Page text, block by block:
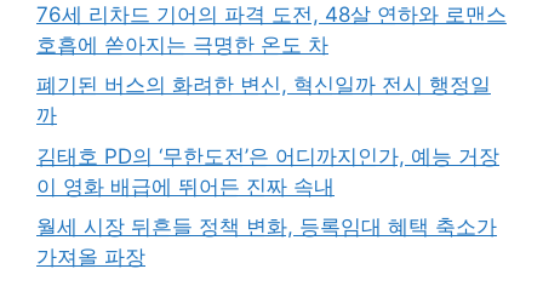
76세 리차드 기어의 파격 도전, 48살 연하와 로맨스
호흡에 쏟아지는 극명한 온도 차
폐기된 버스의 화려한 변신, 혁신일까 전시 행정일
까
김태호 PD의 ‘무한도전’은 어디까지인가, 예능 거장
이 영화 배급에 뛰어든 진짜 속내
월세 시장 뒤흔들 정책 변화, 등록임대 혜택 축소가
가져올 파장